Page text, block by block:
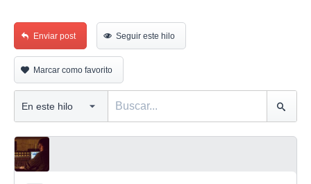
Enviar post Seguir este hilo
Marcar como favorito